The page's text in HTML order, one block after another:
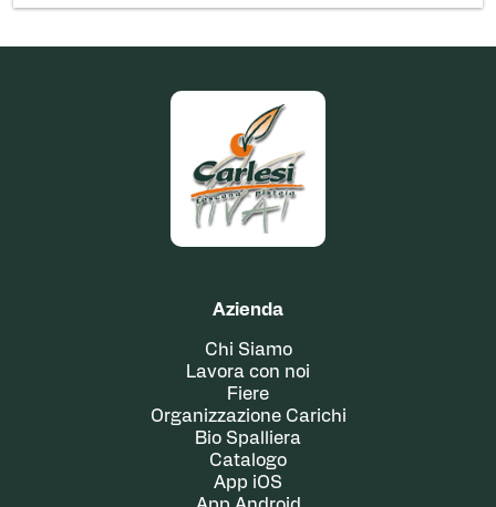
Azienda
Chi Siamo
Lavora con noi
Fiere
Organizzazione Carichi
Bio Spalliera
Catalogo
App iOS